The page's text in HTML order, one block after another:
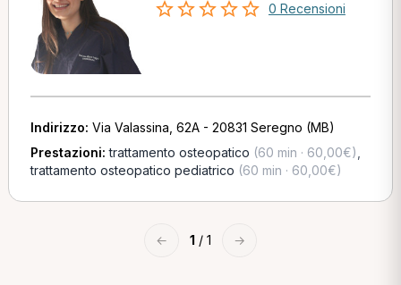
0 Recensioni
Indirizzo: Via Valassina, 62A - 20831 Seregno (MB)
Prestazioni:trattamento osteopatico (60 min · 60,00€)
trattamento osteopatico pediatrico (60 min · 60,00€)
← 1 / 1 →